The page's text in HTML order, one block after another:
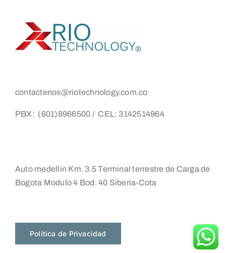
contactenos@riotechnology.com.co
PBX: (601)8966500 / CEL: 3142514964
Auto medellin Km. 3.5 Terminal terrestre de Carga de
Bogota Modulo 4 Bod. 40 Siberia-Cota
Política de Privacidad